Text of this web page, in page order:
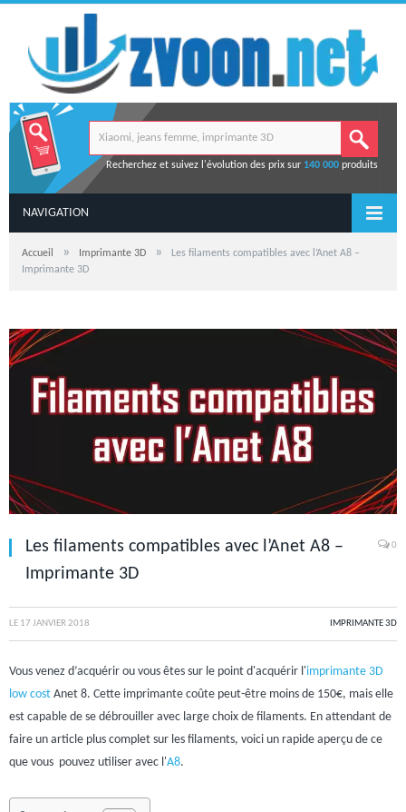
Recherchez et suivez l'évolution des prix sur 140 000produits
NAVIGATION
Accueil » Imprimante 3D »
Les filaments compatibles avec l’Anet A8 –
Imprimante 3D
Les filaments compatibles avec l’Anet A8 –
Imprimante 3D
0
LE 17 JANVIER 2018 IMPRIMANTE 3D
Vous venez d’acquérir ou vous êtes sur le point d'acquérir l'imprimante 3D
low cost Anet 8. Cette imprimante coûte peut-être moins de 150€, mais elle
est capable de se débrouiller avec large choix de filaments. En attendant de
faire un article plus complet sur les filaments, voici un rapide aperçu de ce
que vous pouvez utiliser avec l'A8.